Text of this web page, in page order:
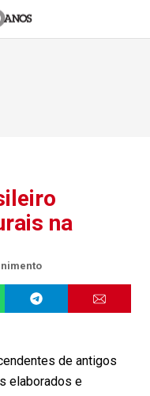
na
de antigos
elaborados e